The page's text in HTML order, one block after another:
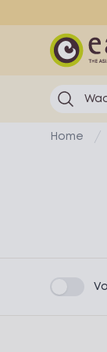
Eazie
Home
Product